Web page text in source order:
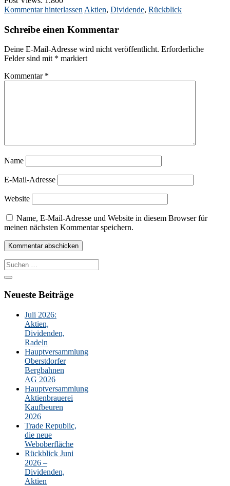
Kommentar hinterlassen Aktien, Dividende, Rückblick
Schreibe einen Kommentar
Deine E-Mail-Adresse wird nicht veröffentlicht. Erforderliche
Felder sind mit * markiert
Kommentar *
Name
E-Mail-Adresse
Website
Name, E-Mail-Adresse und Website in diesem Browser für
meinen nächsten Kommentar speichern.
Suche
nach:
Neueste Beiträge
Juli 2026:
Aktien,
Dividenden,
Radeln
Hauptversammlung
Oberstdorfer
Bergbahnen
AG 2026
Hauptversammlung
Aktienbrauerei
Kaufbeuren
2026
Trade Republic,
die neue
Weboberfläche
Rückblick Juni
2026 –
Dividenden,
Aktien